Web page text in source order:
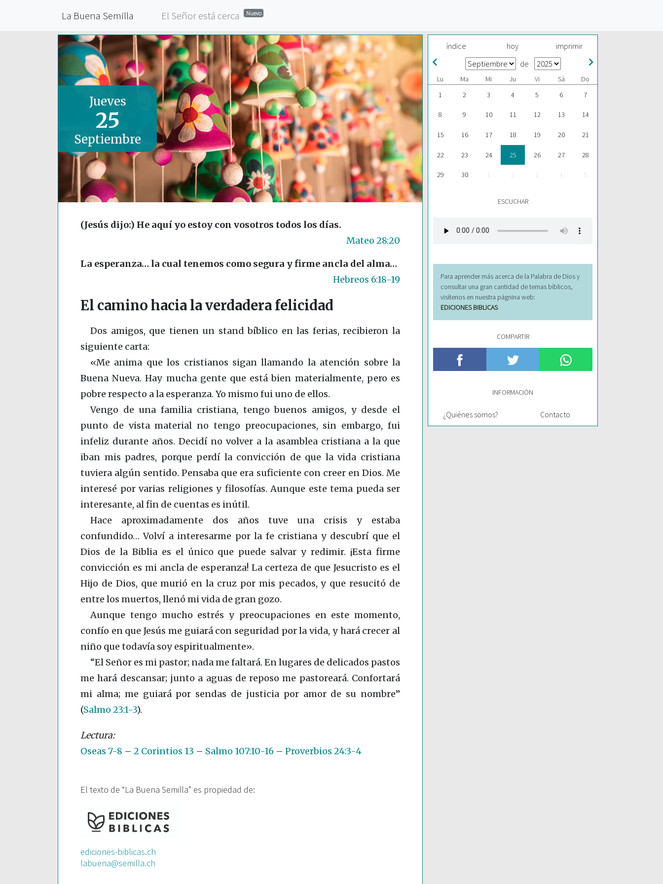
La Buena Semilla El Señor está cerca Nuevo
Jueves
25
Septiembre
(Jesús dijo:) He aquí yo estoy con vosotros todos los días.
Mateo 28:20
La esperanza… la cual tenemos como segura y firme ancla del alma…
Hebreos 6:18-19
El camino hacia la verdadera felicidad
Dos amigos, que tienen un stand bíblico en las ferias, recibieron la
siguiente carta:
«Me anima que los cristianos sigan llamando la atención sobre la
Buena Nueva. Hay mucha gente que está bien materialmente, pero es
pobre respecto a la esperanza. Yo mismo fui uno de ellos.
Vengo de una familia cristiana, tengo buenos amigos, y desde el
punto de vista material no tengo preocupaciones, sin embargo, fui
infeliz durante años. Decidí no volver a la asamblea cristiana a la que
iban mis padres, porque perdí la convicción de que la vida cristiana
tuviera algún sentido. Pensaba que era suficiente con creer en Dios. Me
interesé por varias religiones y filosofías. Aunque este tema pueda ser
interesante, al fin de cuentas es inútil.
Hace aproximadamente dos años tuve una crisis y estaba
confundido… Volví a interesarme por la fe cristiana y descubrí que el
Dios de la Biblia es el único que puede salvar y redimir. ¡Esta firme
convicción es mi ancla de esperanza! La certeza de que Jesucristo es el
Hijo de Dios, que murió en la cruz por mis pecados, y que resucitó de
entre los muertos, llenó mi vida de gran gozo.
Aunque tengo mucho estrés y preocupaciones en este momento,
confío en que Jesús me guiará con seguridad por la vida, y hará crecer al
niño que todavía soy espiritualmente».
“El Señor es mi pastor; nada me faltará. En lugares de delicados pastos
me hará descansar; junto a aguas de reposo me pastoreará. Confortará
mi alma; me guiará por sendas de justicia por amor de su nombre”
(Salmo 23:1-3).
Oseas 7-8 – 2 Corintios 13 – Salmo 107:10-16 – Proverbios 24:3-4
El texto de “La Buena Semilla” es propiedad de:
ediciones-biblicas.ch
labuena@semilla.ch
índice hoy imprimir
de
Lu Ma Mi Ju Vi Sá
Do
1
2 3 4 5 6 7
8 9 10 11 12 13 14
15 16 17 18 19 20 21
22 23 24 25 26 27 28
29 30 1 2 3 4 5
ESCUCHAR
Para aprender más acerca de la Palabra de Dios y
consultar una gran cantidad de temas bíblicos,
visítenos en nuestra págnina web:
EDICIONES BIBLICAS
COMPARTIR
INFORMACIÓN
¿Quiénes somos? Contacto